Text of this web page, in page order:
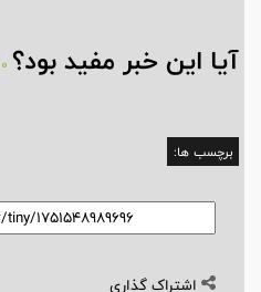
آیا این خبر مفید بود؟ 0
برچسب ها:
اشتراک گذاری